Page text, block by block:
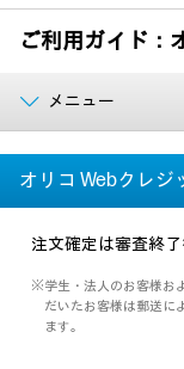
ご利用ガイド：
メニュー
オリコ Webクレジ
注文確定は審査終
※学生・法人のお客様お
だいたお客様は郵送に
ます。